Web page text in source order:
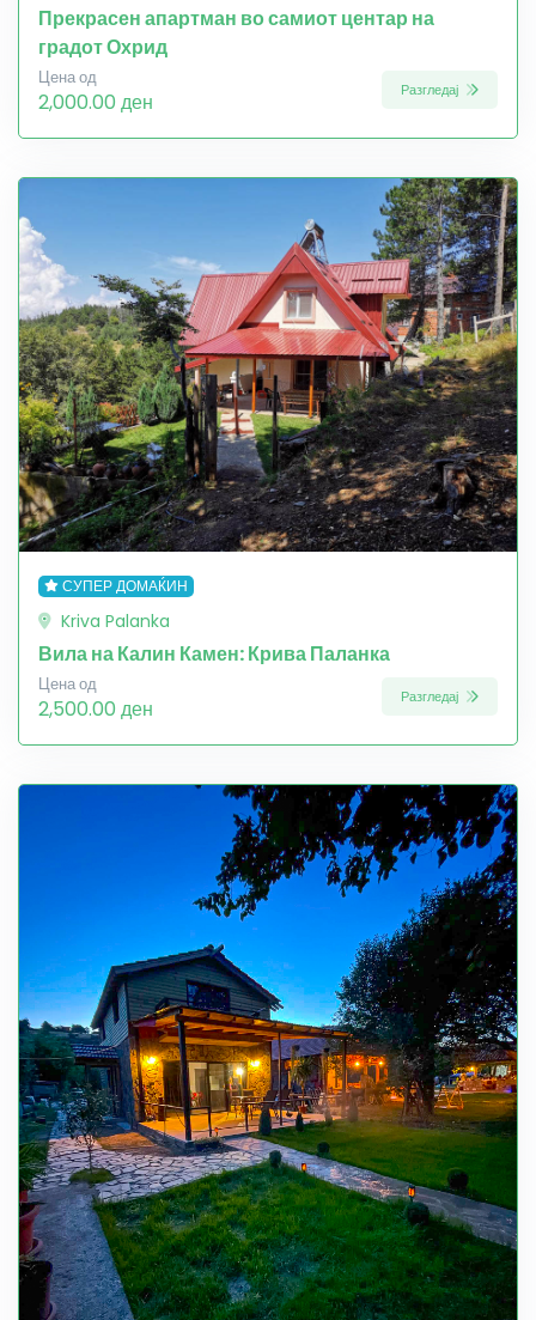
Прекрасен апартман во самиот центар на
градот Охрид
Цена од
2,000.00 ден Разгледај
СУПЕР ДОМАЌИН
Kriva Palanka
Вила на Калин Камен: Крива Паланка
Цена од
2,500.00 ден Разгледај